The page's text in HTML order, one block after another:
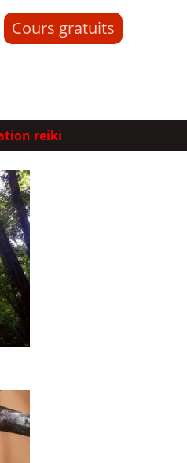
Cours gratuits
reiki